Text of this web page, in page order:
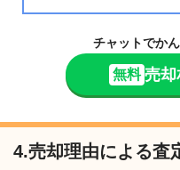
チャットでか
無料 売却
4.売却理由による査